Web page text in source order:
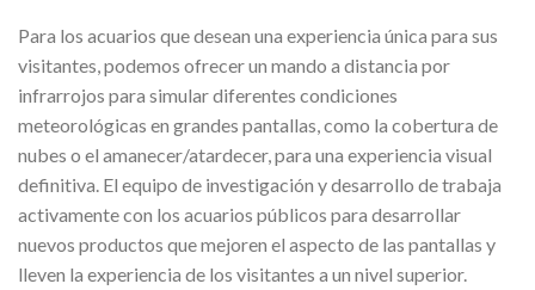
Para los acuarios que desean una experiencia única para sus
visitantes, podemos ofrecer un mando a distancia por
infrarrojos para simular diferentes condiciones
meteorológicas en grandes pantallas, como la cobertura de
nubes o el amanecer/atardecer, para una experiencia visual
definitiva. El equipo de investigación y desarrollo de trabaja
activamente con los acuarios públicos para desarrollar
nuevos productos que mejoren el aspecto de las pantallas y
lleven la experiencia de los visitantes a un nivel superior.